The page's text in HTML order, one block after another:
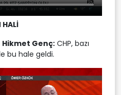
HALİ
Hikmet Genç: CHP, bazı
bu hale geldi.